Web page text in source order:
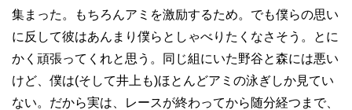
集まった。もちろんアミを激励するため。でも僕らの思い
に反して彼はあんまり僕らとしゃべりたくなさそう。とに
かく頑張ってくれと思う。同じ組にいた野谷と森には悪い
けど、僕は(そして井上も)ほとんどアミの泳ぎしか見てい
ない。だから実は、レースが終わってから随分経つまで、